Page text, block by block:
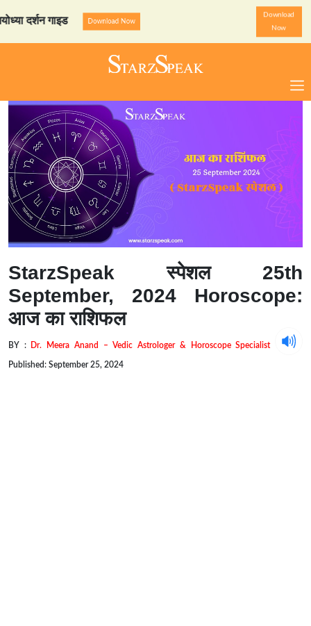
गाइड Download Now StarzSpeak
Download
Now
StarzSpeak स्पेशल 25th
September, 2024 Horoscope:
आज का राशिफल
BY : Dr. Meera Anand – Vedic Astrologer & Horoscope Specialist
Published: September 25, 2024